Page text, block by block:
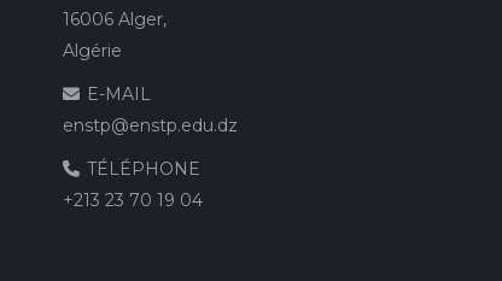
16006 Alger,
Algérie
E-MAIL
enstp@enstp.edu.dz
TÉLÉPHONE
+213 23 70 19 04